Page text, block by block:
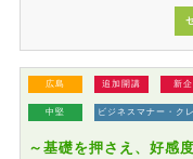
広島 追加開講 新
中堅 ビジネスマナー・ク
～基礎を押さえ、好感